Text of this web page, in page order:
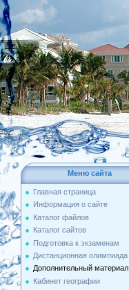
Меню сайта
Главная страница
Информация о сайте
Каталог файлов
Каталог сайтов
Подготовка к экзаменам
Дистанционная олимпиада
Дополнительный материал
Кабинет географии